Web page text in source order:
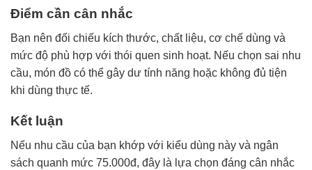
Điểm cần cân nhắc
Bạn nên đối chiếu kích thước, chất liệu, cơ chế dùng và
mức độ phù hợp với thói quen sinh hoạt. Nếu chọn sai nhu
cầu, món đồ có thể gây dư tính năng hoặc không đủ tiện
khi dùng thực tế.
Kết luận
Nếu nhu cầu của bạn khớp với kiểu dùng này và ngân
sách quanh mức 75.000đ, đây là lựa chọn đáng cân nhắc